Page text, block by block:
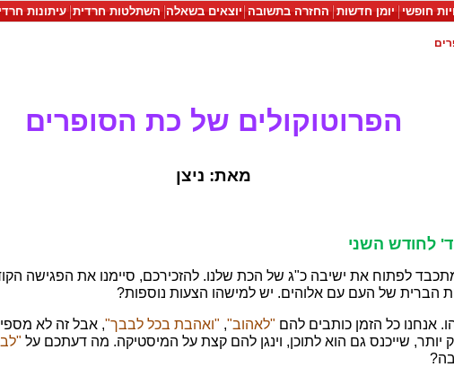
חופשי יומן חדשות החזרה בתשובה יוצאים בשאלה השתלטות חרדית עיתונות
הפרוטוקולים של כת הסופרים
מאת: ניצן
ד' לחודש השני
מתכבד לפתוח את ישיבה כ"ג של הכת שלנו. להזכירכם, סיימנו את הפגישה
הברית של העם עם אלוהים. יש למישהו הצעות נוספות?
אנחנו כל הזמן כותבים להם "לאהוב", "ואהבת בכל לבבך", אבל זה לא
יותר, שייכנס גם הוא לתוכן, וינגן להם קצת על המיסטיקה. מה דעתכם על